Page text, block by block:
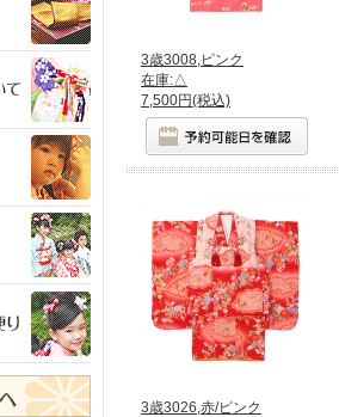
3歳3008,ピンク
在庫:△
7,500円(税込)
3歳3026,赤/ピンク